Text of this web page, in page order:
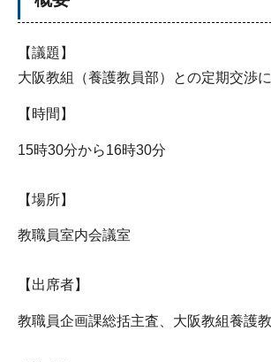
【議題】
大阪教組（養護教員部）との定期交渉
【時間】
15時30分から16時30分
【場所】
教職員室内会議室
【出席者】
教職員企画課総括主査、大阪教組養護